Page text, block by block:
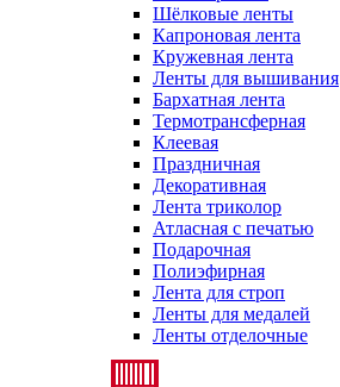
Шёлковые ленты
Капроновая лента
Кружевная лента
Ленты для вышивания
Бархатная лента
Термотрансферная
Клеевая
Праздничная
Декоративная
Лента триколор
Атласная с печатью
Подарочная
Полиэфирная
Лента для строп
Ленты для медалей
Ленты отделочные